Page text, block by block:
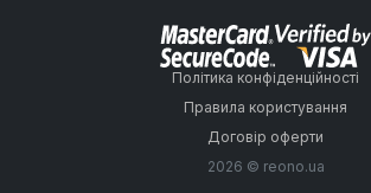
Політика конфіденційності
Правила користування
Договір оферти
2026 © reono.ua